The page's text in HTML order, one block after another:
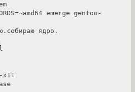
emerge gentoo-
ядро.
x11